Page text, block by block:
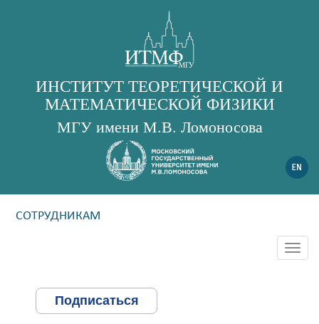
ИНСТИТУТ ТЕОРЕТИЧЕСКОЙ И
МАТЕМАТИЧЕСКОЙ ФИЗИКИ
МГУ имени М.В. Ломоносова
СОТРУДНИКАМ
Подписаться